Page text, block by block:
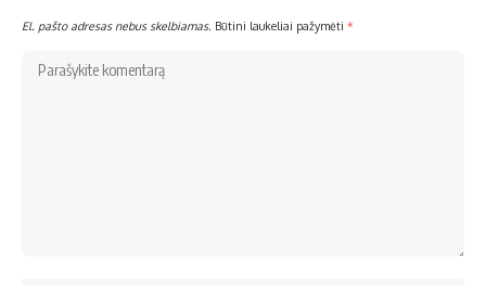
El. pašto adresas nebus skelbiamas. Būtini laukeliai pažymėti *